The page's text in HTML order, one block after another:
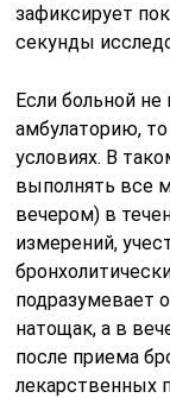
зафиксирует
секунды
Если больной
амбулаторию,
условиях. В
выполнять все
вечером) в
измерений,
подразумевает
натощак, а в
после приема
лекарственных